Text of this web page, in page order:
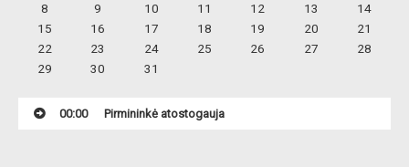
8
9 10 11 12 13
14
15
16 17 18 19 20
21
22
23 24 25 26 27
28
29
30 31
00:00 Pirmininkė atostogauja